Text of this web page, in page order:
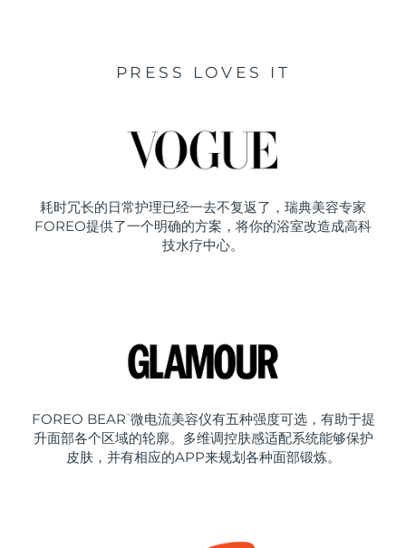
PRESS LOVES IT
耗时冗长的日常护理已经一去不复返了，瑞典美容专家
FOREO提供了一个明确的方案，将你的浴室改造成高科
技水疗中心。
FOREO BEAR ™ 微电流美容仪有五种强度可选，有助于提
升面部各个区域的轮廓。多维调控肤感适配系统能够保护
皮肤，并有相应的APP来规划各种面部锻炼。